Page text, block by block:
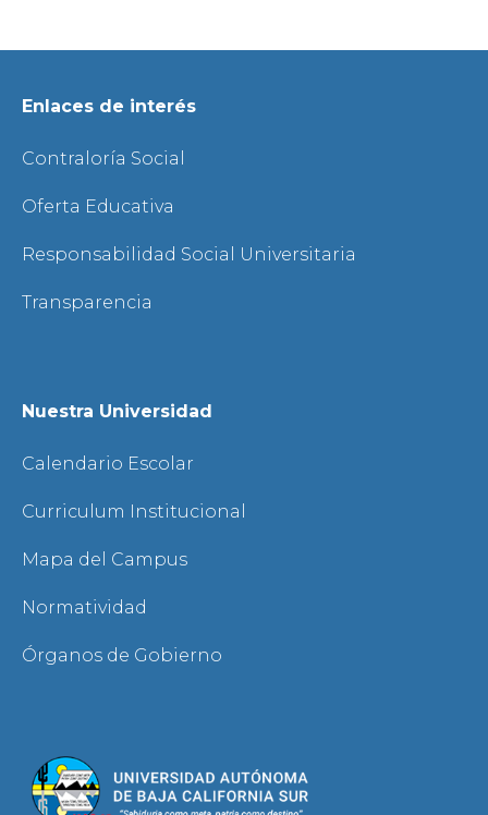
Enlaces de interés
Contraloría Social
Oferta Educativa
Responsabilidad Social Universitaria
Transparencia
Nuestra Universidad
Calendario Escolar
Curriculum Institucional
Mapa del Campus
Normatividad
Órganos de Gobierno